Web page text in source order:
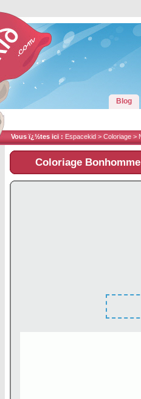
Blog
Vous ï¿½tes ici : Espacekid > Coloriage >
Coloriage